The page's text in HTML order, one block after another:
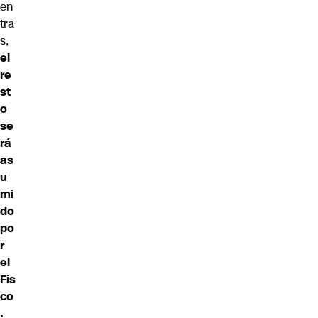
en
tra
s,
el
re
st
o
se
rá
as
u
mi
do
po
r
el
Fis
co
.